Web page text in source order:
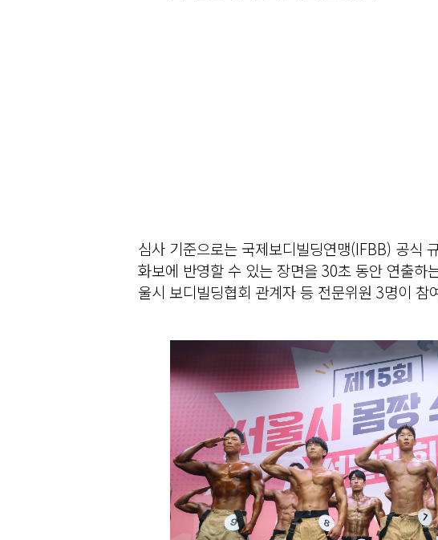
심사 기준으로는 국제보디빌딩연맹(IFBB) 공식
화보에 반영할 수 있는 장면을 30초 동안 연출하
울시 보디빌딩협회 관계자 등 전문위원 3명이 참